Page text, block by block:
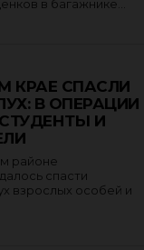
в багажнике...
КРАЕ СПАСЛИ
В ОПЕРАЦИИ
И
районе
спасти
взрослых особей и